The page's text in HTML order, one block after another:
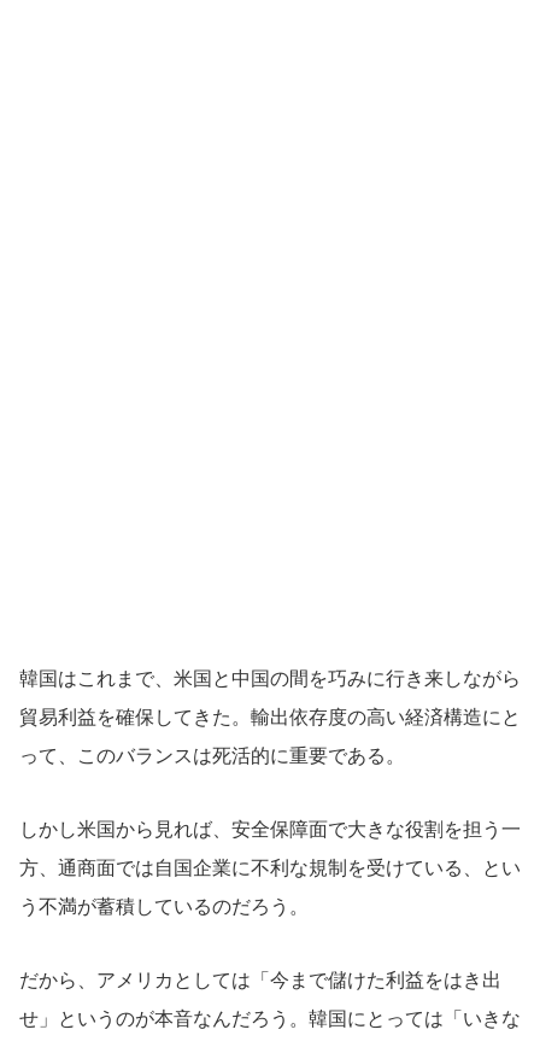
韓国はこれまで、米国と中国の間を巧みに行き来しながら
貿易利益を確保してきた。輸出依存度の高い経済構造にと
って、このバランスは死活的に重要である。
しかし米国から見れば、安全保障面で大きな役割を担う一
方、通商面では自国企業に不利な規制を受けている、とい
う不満が蓄積しているのだろう。
だから、アメリカとしては「今まで儲けた利益をはき出
せ」というのが本音なんだろう。韓国にとっては「いきな